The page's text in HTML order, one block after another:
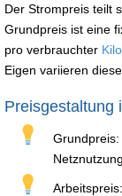
Der Strompreis teilt
Grundpreis ist eine
pro verbrauchter
Eigen variieren
Preisgestaltung
Netznutzung